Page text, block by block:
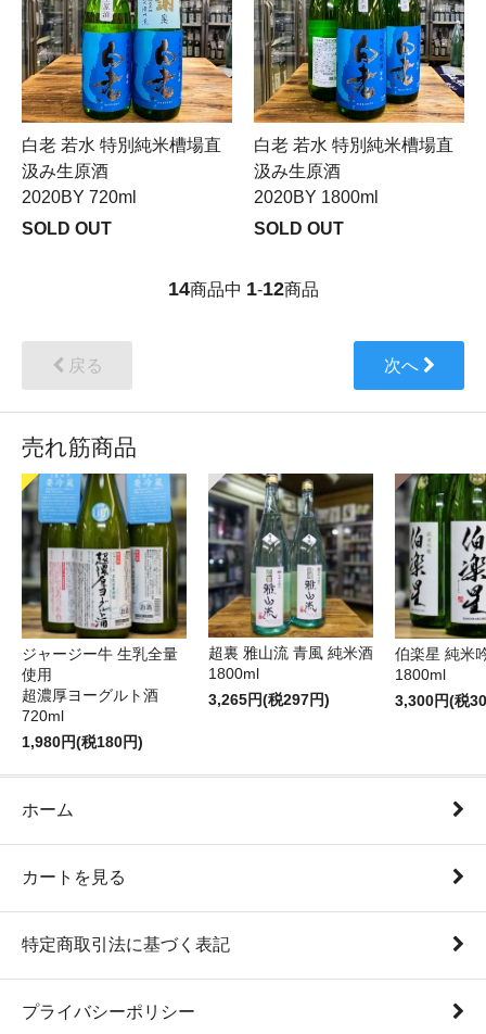
白老 若水 特別純米槽場直
汲み生原酒
2020BY 720ml
SOLD OUT
白老 若水 特別純米槽場直
汲み生原酒
2020BY 1800ml
SOLD OUT
14商品中 1-12商品
戻る 次へ
売れ筋商品
ジャージー牛 生乳全量
使用
超濃厚ヨーグルト酒
720ml
1,980円(税180円)
超裏 雅山流 青風 純米酒
1800ml
3,265円(税297円)
伯楽星 純米
1800ml
3,300円(税
ホーム
カートを見る
特定商取引法に基づく表記
プライバシーポリシー